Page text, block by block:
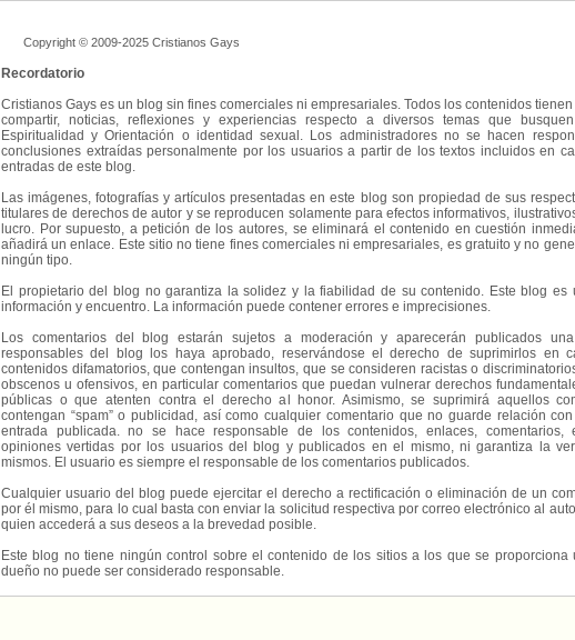
Copyright © 2009-2025 Cristianos Gays
Recordatorio
Cristianos Gays es un blog sin fines comerciales ni empresariales. Todos los contenidos
compartir, noticias, reflexiones y experiencias respecto a diversos temas que
Espiritualidad y Orientación o identidad sexual. Los administradores no se hacen
conclusiones extraídas personalmente por los usuarios a partir de los textos incluidos en
entradas de este blog.
Las imágenes, fotografías y artículos presentadas en este blog son propiedad de sus
titulares de derechos de autor y se reproducen solamente para efectos informativos,
lucro. Por supuesto, a petición de los autores, se eliminará el contenido en cuestión
añadirá un enlace. Este sitio no tiene fines comerciales ni empresariales, es gratuito y no
ningún tipo.
El propietario del blog no garantiza la solidez y la fiabilidad de su contenido. Este blog es
información y encuentro. La información puede contener errores e imprecisiones.
Los comentarios del blog estarán sujetos a moderación y aparecerán publicados
responsables del blog los haya aprobado, reservándose el derecho de suprimirlos en
contenidos difamatorios, que contengan insultos, que se consideren racistas o
obscenos u ofensivos, en particular comentarios que puedan vulnerar derechos
públicas o que atenten contra el derecho al honor. Asimismo, se suprimirá aquellos
contengan “spam” o publicidad, así como cualquier comentario que no guarde relación
entrada publicada. no se hace responsable de los contenidos, enlaces, comentarios,
opiniones vertidas por los usuarios del blog y publicados en el mismo, ni garantiza la
mismos. El usuario es siempre el responsable de los comentarios publicados.
Cualquier usuario del blog puede ejercitar el derecho a rectificación o eliminación de un
por él mismo, para lo cual basta con enviar la solicitud respectiva por correo electrónico al
quien accederá a sus deseos a la brevedad posible.
Este blog no tiene ningún control sobre el contenido de los sitios a los que se proporciona
dueño no puede ser considerado responsable.